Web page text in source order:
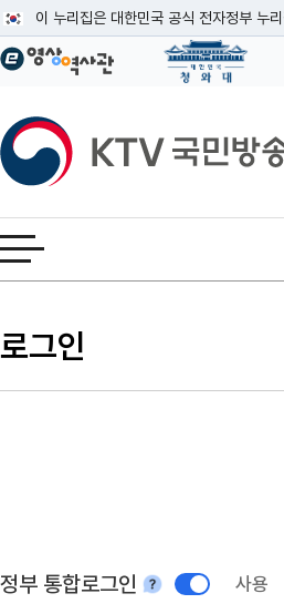
이 누리집은 대한민국 공식 전자정부 누
공식 누리집 주소 확인하기
이밖에 or.kr 또는 .kr등 다른 도메인 주소
운영중인 공식 누리집보기
KTV국민방송
전체메뉴 열기
본문
로그인
정부 통합로그인
안내
사용